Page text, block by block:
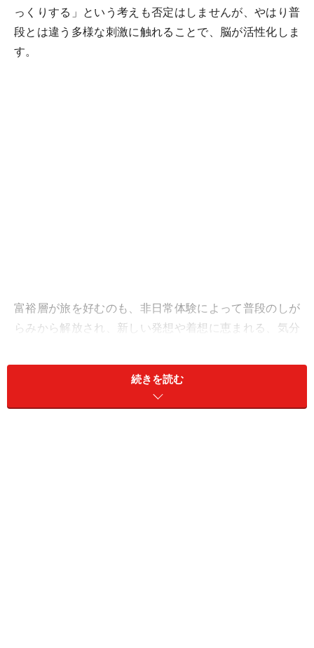
っくりする」という考えも否定はしませんが、やはり普
段とは違う多様な刺激に触れることで、脳が活性化しま
す。
富裕層が旅を好むのも、非日常体験によって普段のしが
らみから解放され、新しい発想や着想に恵まれる、気分
からでしょう。家と会社の往復だけという、ワンパター
ンな生活をしていると、発想も固定化してしまいます。
続きを読む